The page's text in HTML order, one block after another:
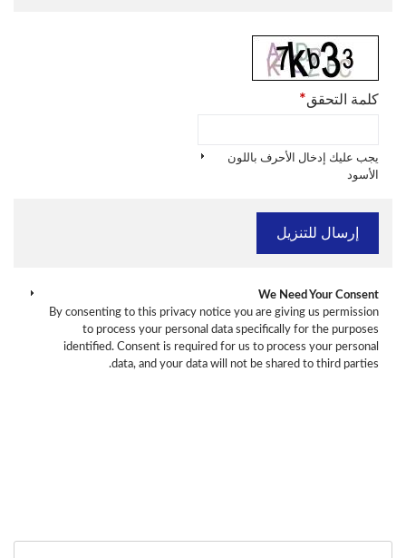
كلمة التحقق*
يجب عليك إدخال الأحرف باللون
الأسود
We Need Your Consent
By consenting to this privacy notice you are giving us permission
to process your personal data specifically for the purposes
identified. Consent is required for us to process your personal
data, and your data will not be shared to third parties.